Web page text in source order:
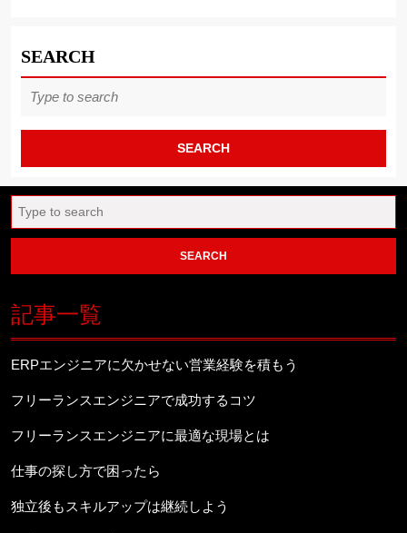
SEARCH
for:
for:
記事一覧
ERPエンジニアに欠かせない営業経験を積もう
フリーランスエンジニアで成功するコツ
フリーランスエンジニアに最適な現場とは
仕事の探し方で困ったら
独立後もスキルアップは継続しよう